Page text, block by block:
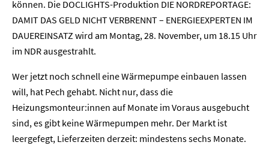
können. Die DOCLIGHTS-Produktion DIE NORDREPORTAGE:
DAMIT DAS GELD NICHT VERBRENNT – ENERGIEEXPERTEN IM
DAUEREINSATZ wird am Montag, 28. November, um 18.15 Uhr
im NDR ausgestrahlt.
Wer jetzt noch schnell eine Wärmepumpe einbauen lassen
will, hat Pech gehabt. Nicht nur, dass die
Heizungsmonteur:innen auf Monate im Voraus ausgebucht
sind, es gibt keine Wärmepumpen mehr. Der Markt ist
leergefegt, Lieferzeiten derzeit: mindestens sechs Monate.